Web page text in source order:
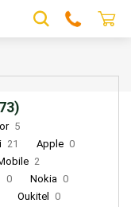
5
21 Apple 0
2
0 Nokia 0
Oukitel
0